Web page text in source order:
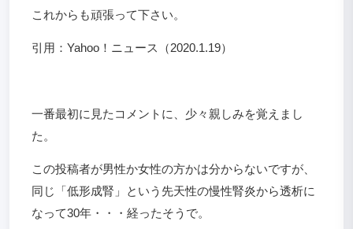
これからも頑張って下さい。
引用：Yahoo！ニュース（2020.1.19）
一番最初に見たコメントに、少々親しみを覚えまし
た。
この投稿者が男性か女性の方かは分からないですが、
同じ「低形成腎」という先天性の慢性腎炎から透析に
なって30年・・・経ったそうで。